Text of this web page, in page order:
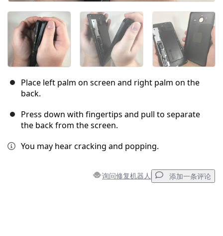
Place left palm on screen and right palm on the
back.
Press down with fingertips and pull to separate
the back from the screen.
You may hear cracking and popping.
询问修复机器人 添加一条评论